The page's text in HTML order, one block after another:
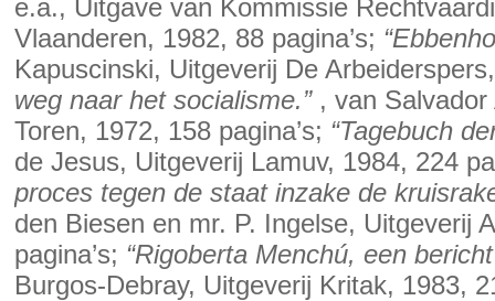
e.a., Uitgave van Kommissie
Vlaanderen, 1982, 88 pagina’s;
Kapuscinski, Uitgeverij De
weg naar het socialisme.”, van Salvador
Toren, 1972, 158 pagina’s; “Tagebuch
de Jesus, Uitgeverij Lamuv, 1984, 224
proces tegen de staat inzake de
den Biesen en mr. P. Ingelse, Uitgeverij
pagina’s; “Rigoberta Menchú, een
Burgos-Debray, Uitgeverij Kritak, 1983,